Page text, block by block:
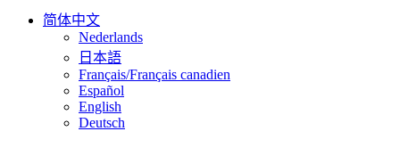
简体中文
Nederlands
日本語
Français/Français canadien
Español
English
Deutsch